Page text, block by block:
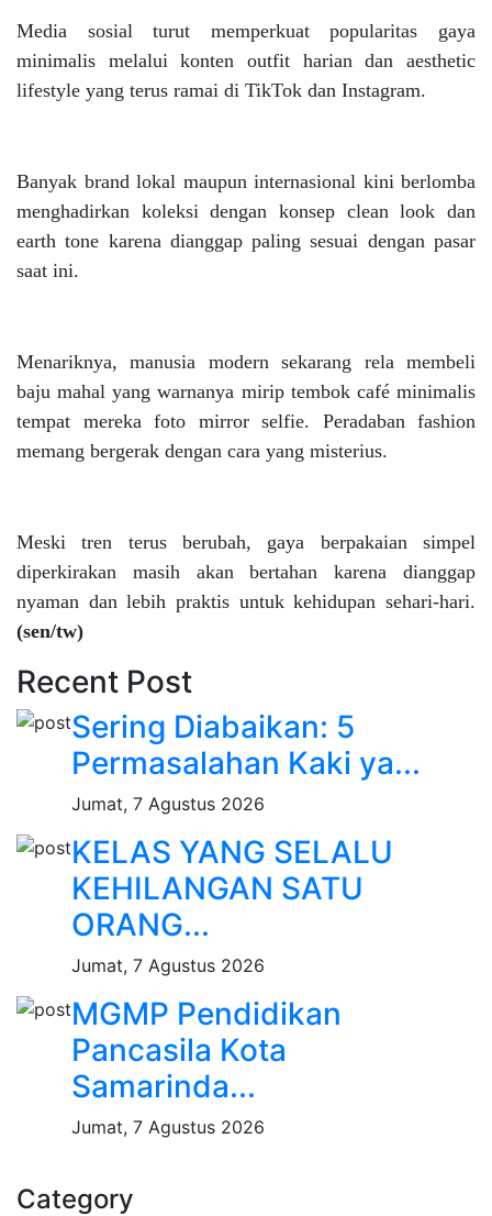
Media sosial turut memperkuat popularitas gaya
minimalis melalui konten outfit harian dan aesthetic
lifestyle yang terus ramai di TikTok dan Instagram.
Banyak brand lokal maupun internasional kini berlomba
menghadirkan koleksi dengan konsep clean look dan
earth tone karena dianggap paling sesuai dengan pasar
saat ini.
Menariknya, manusia modern sekarang rela membeli
baju mahal yang warnanya mirip tembok café minimalis
tempat mereka foto mirror selfie. Peradaban fashion
memang bergerak dengan cara yang misterius.
Meski tren terus berubah, gaya berpakaian simpel
diperkirakan masih akan bertahan karena dianggap
nyaman dan lebih praktis untuk kehidupan sehari-hari.
(sen/tw)
Recent Post
Sering Diabaikan: 5
Permasalahan Kaki ya...
Jumat, 7 Agustus 2026
KELAS YANG SELALU
KEHILANGAN SATU
ORANG...
Jumat, 7 Agustus 2026
MGMP Pendidikan
Pancasila Kota
Samarinda...
Jumat, 7 Agustus 2026
Category